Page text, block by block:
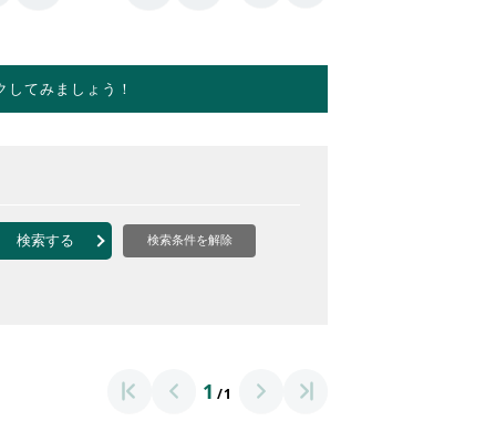
てみましょう！
検索する 検索条件を解除
1 /1